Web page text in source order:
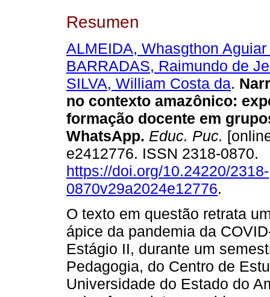
Resumen
ALMEIDA, Whasgthon Aguiar
BARRADAS, Raimundo de
SILVA, William Costa da.
no contexto amazônico:
formação docente em
WhatsApp. Educ. Puc.
e2412776. ISSN 2318-0870.
https://doi.org/10.24220/2318-
0870v29a2024e12776.
O texto em questão retrata
ápice da pandemia da
Estágio II, durante um
Pedagogia, do Centro de
Universidade do Estado do